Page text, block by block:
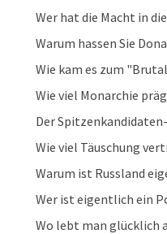
Wer hat die Macht in
Warum hassen Sie
Wie kam es zum
Wie viel Monarchie
Der
Wie viel Täuschung
Warum ist Russland
Wer ist eigentlich ein
Wo lebt man glücklich